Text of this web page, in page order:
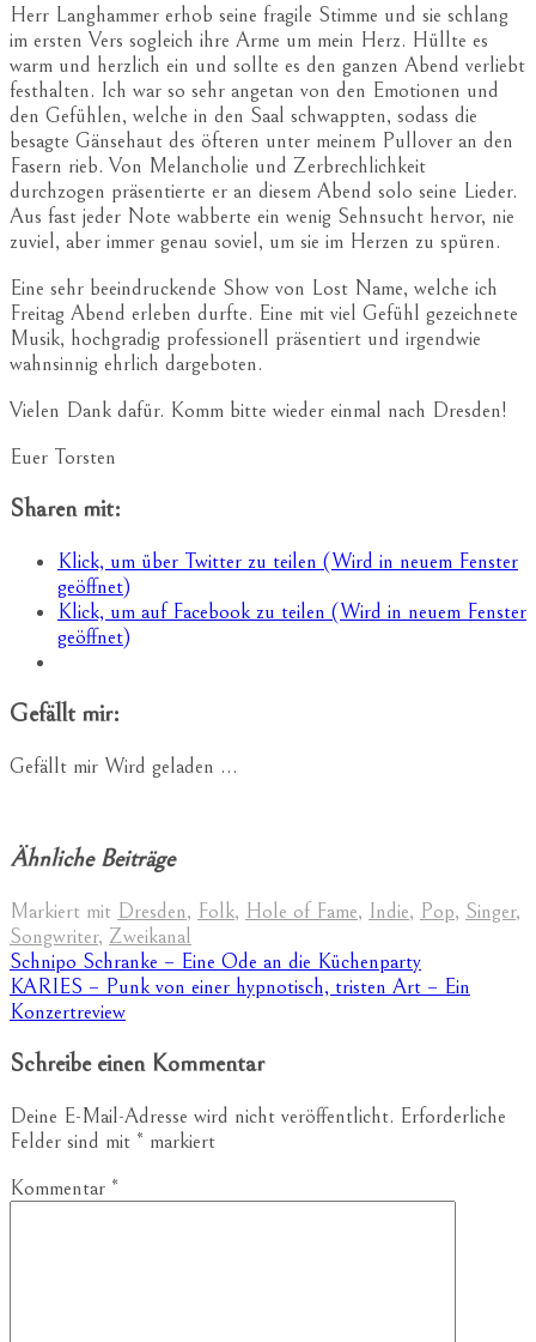
Herr Langhammer erhob seine fragile Stimme und sie schlang
im ersten Vers sogleich ihre Arme um mein Herz. Hüllte es
warm und herzlich ein und sollte es den ganzen Abend verliebt
festhalten. Ich war so sehr angetan von den Emotionen und
den Gefühlen, welche in den Saal schwappten, sodass die
besagte Gänsehaut des öfteren unter meinem Pullover an den
Fasern rieb. Von Melancholie und Zerbrechlichkeit
durchzogen präsentierte er an diesem Abend solo seine Lieder.
Aus fast jeder Note wabberte ein wenig Sehnsucht hervor, nie
zuviel, aber immer genau soviel, um sie im Herzen zu spüren.
Eine sehr beeindruckende Show von Lost Name, welche ich
Freitag Abend erleben durfte. Eine mit viel Gefühl gezeichnete
Musik, hochgradig professionell präsentiert und irgendwie
wahnsinnig ehrlich dargeboten.
Vielen Dank dafür. Komm bitte wieder einmal nach Dresden!
Euer Torsten
Sharen mit:
Klick, um über Twitter zu teilen (Wird in neuem Fenster
geöffnet)
Klick, um auf Facebook zu teilen (Wird in neuem Fenster
geöffnet)
Gefällt mir:
Gefällt mir Wird geladen …
Ähnliche Beiträge
Markiert mit Dresden, Folk, Hole of Fame, Indie, Pop, Singer,
Songwriter, Zweikanal
Beitragsnavigation
Schnipo Schranke – Eine Ode an die Küchenparty
KARIES – Punk von einer hypnotisch, tristen Art – Ein
Konzertreview
Schreibe einen Kommentar
Deine E-Mail-Adresse wird nicht veröffentlicht. Erforderliche
Felder sind mit * markiert
Kommentar *